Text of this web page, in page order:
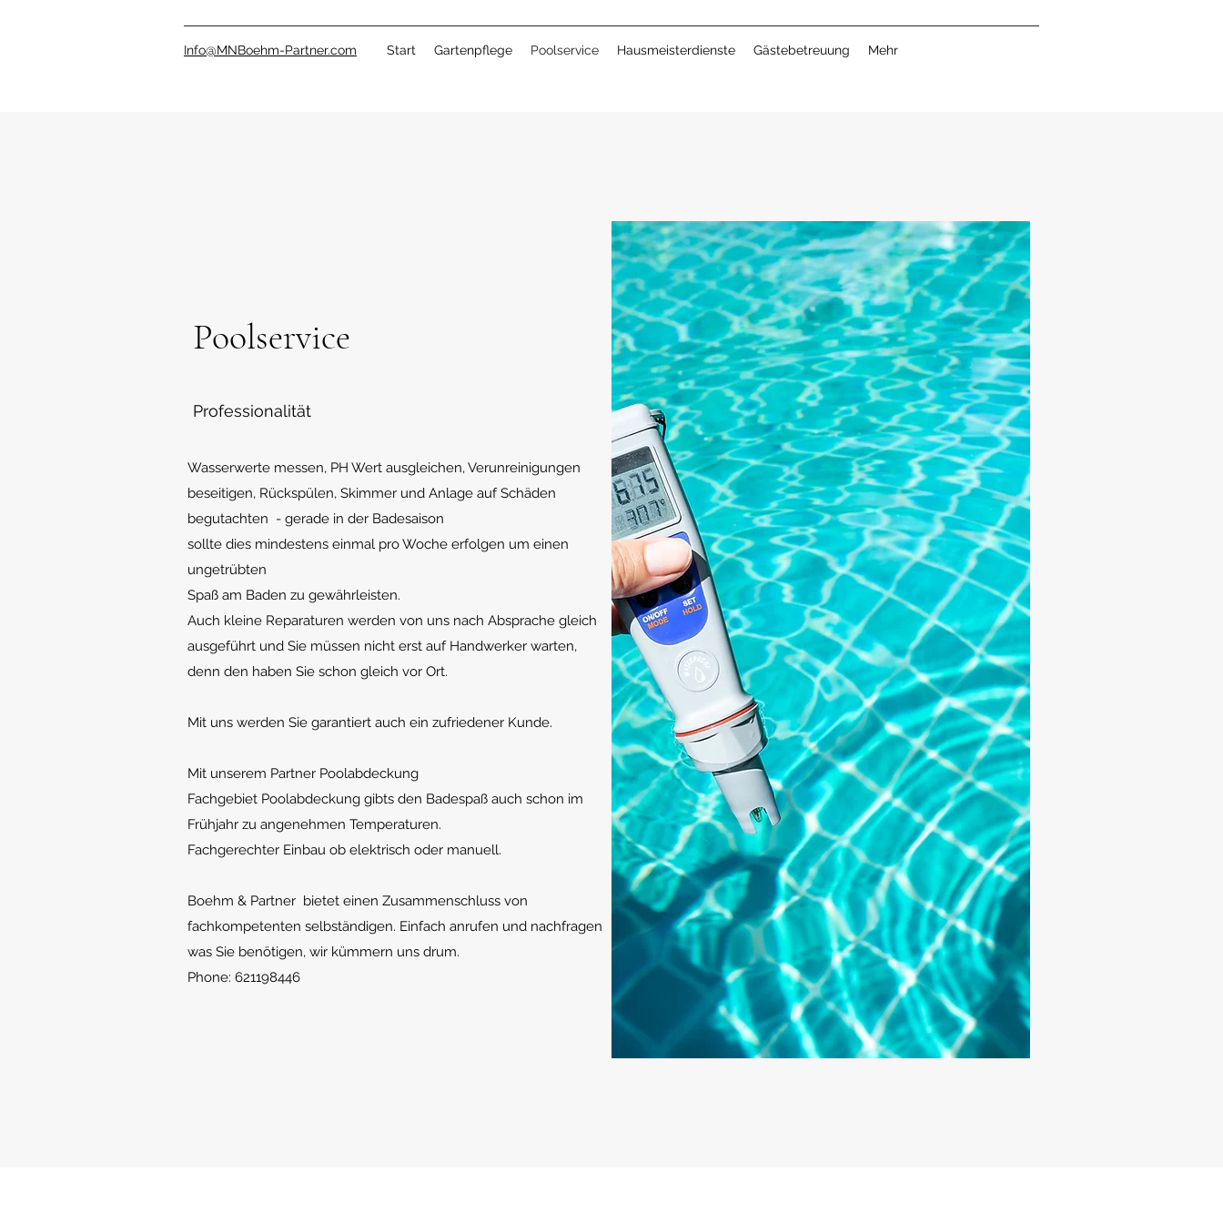
Info@MNBoehm-Partner.com Start Gartenpflege Poolservice Hausmeisterdienste Gästebetreuung Mehr
Poolservice
Professionalität
Wasserwerte messen, PH Wert ausgleichen, Verunreinigungen
beseitigen, Rückspülen, Skimmer und Anlage auf Schäden
begutachten - gerade in der Badesaison
sollte dies mindestens einmal pro Woche erfolgen um einen
ungetrübten
Spaß am Baden zu gewährleisten.
Auch kleine Reparaturen werden von uns nach Absprache gleich
ausgeführt und Sie müssen nicht erst auf Handwerker warten,
denn den haben Sie schon gleich vor Ort.
Mit uns werden Sie garantiert auch ein zufriedener Kunde.
Mit unserem Partner Poolabdeckung
Fachgebiet Poolabdeckung gibts den Badespaß auch schon im
Frühjahr zu angenehmen Temperaturen.
Fachgerechter Einbau ob elektrisch oder manuell.
Boehm & Partner bietet einen Zusammenschluss von
fachkompetenten selbständigen. Einfach anrufen und nachfragen
was Sie benötigen, wir kümmern uns drum.
Phone: 621198446